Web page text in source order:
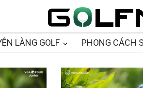
LÀNG GOLF PHONG CÁCH